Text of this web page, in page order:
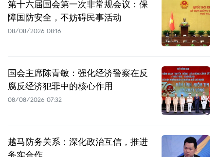
第十六届国会第一次非常规会议：保
障国防安全，不妨碍民事活动
08/08/2026 08:16
国会主席陈青敏：强化经济警察在反
腐反经济犯罪中的核心作用
08/08/2026 07:32
越马防务关系：深化政治互信，推进
务实合作